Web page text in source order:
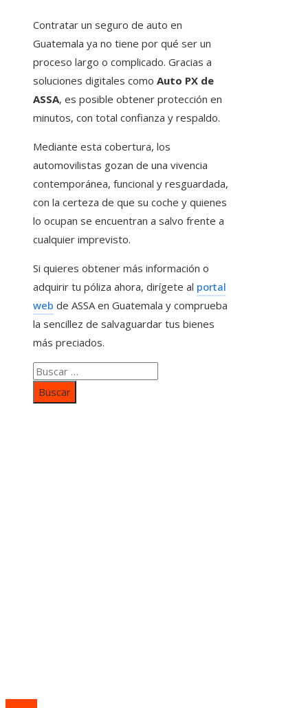
Contratar un seguro de auto en
Guatemala ya no tiene por qué ser un
proceso largo o complicado. Gracias a
soluciones digitales como Auto PX de
ASSA, es posible obtener protección en
minutos, con total confianza y respaldo.
Mediante esta cobertura, los
automovilistas gozan de una vivencia
contemporánea, funcional y resguardada,
con la certeza de que su coche y quienes
lo ocupan se encuentran a salvo frente a
cualquier imprevisto.
Si quieres obtener más información o
adquirir tu póliza ahora, dirígete al portal
web de ASSA en Guatemala y comprueba
la sencillez de salvaguardar tus bienes
más preciados.
Buscar: